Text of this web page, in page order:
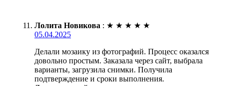
Лолита Новикова : ★ ★ ★ ★ ★
05.04.2025
Делали мозаику из фотографий. Процесс оказался
довольно простым. Заказала через сайт, выбрала
варианты, загрузила снимки. Получила
подтверждение и сроки выполнения.